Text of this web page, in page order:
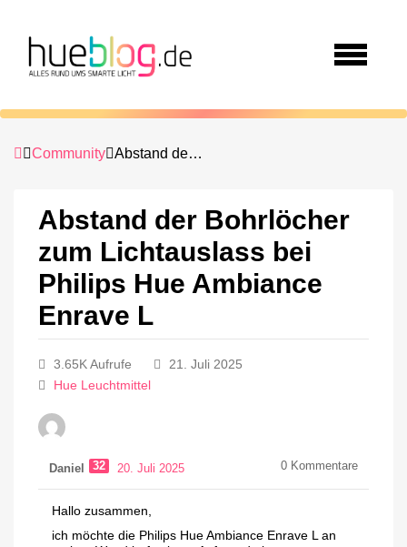
Community Abstand der Bohrlöcher zum Lichtauslass bei Philips Hue Ambiance Enrave L
Abstand der Bohrlöcher
zum Lichtauslass bei
Philips Hue Ambiance
Enrave L
3.65K Aufrufe
21. Juli 2025
Hue Leuchtmittel
Daniel 32 20. Juli 2025 0 Kommentare
Hallo zusammen,
ich möchte die Philips Hue Ambiance Enrave L an